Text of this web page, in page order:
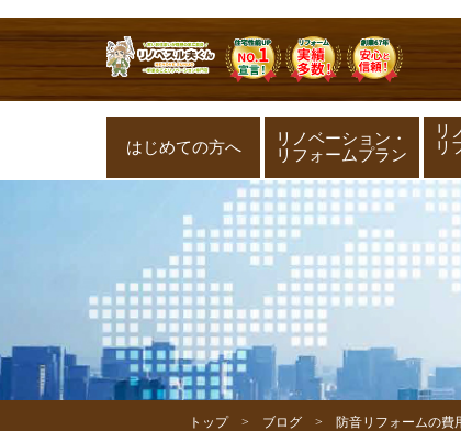
はじめての方へ
リノベーション・
リフォームプラン
リ
リ
トップ ブログ 防音リフォームの費